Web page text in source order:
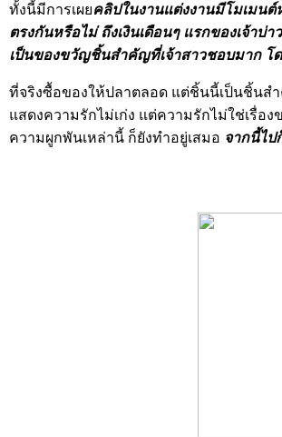
ทั้งนี้มีการเผยคลิปในงานแต่งงานมีโมเมนต์
ตรงกันหรือไม่ ถึงเงินเดือนๆ แรกของเจ้าบ่า
เป็นของขวัญชิ้นสำคัญที่เจ้าสาวชอบมาก โ
ที่จริงซื้อของให้ปลาตลอด แต่ชิ้นนี้เป็นชิ้นส
แสดงความรักไม่เก่ง แต่ความรักไม่ใช่เรื่อ
ความผูกพันเหล่านี้ ก็ยังทำอยู่เสมอ จากนี้ไ